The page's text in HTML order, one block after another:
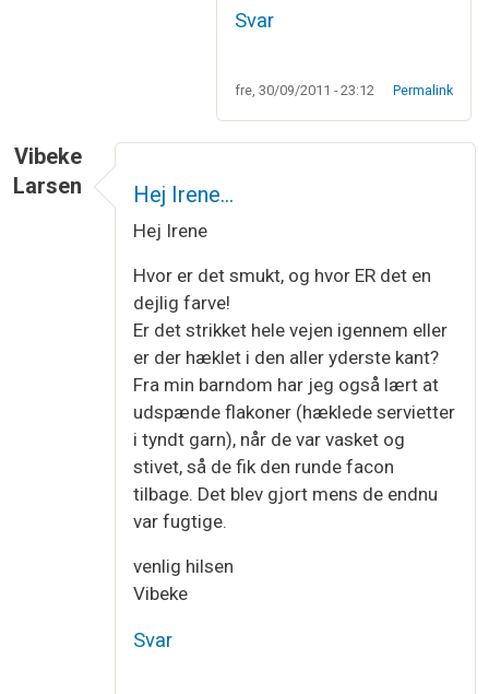
Meget flot sjal
Svar
fre, 30/09/2011 - 23:12 Permalink
Vibeke
Larsen
Hej Irene…
Hej Irene
Hvor er det smukt, og hvor ER det en
dejlig farve!
Er det strikket hele vejen igennem eller
er der hæklet i den aller yderste kant?
Fra min barndom har jeg også lært at
udspænde flakoner (hæklede servietter
i tyndt garn), når de var vasket og
stivet, så de fik den runde facon
tilbage. Det blev gjort mens de endnu
var fugtige.
venlig hilsen
Vibeke
Svar